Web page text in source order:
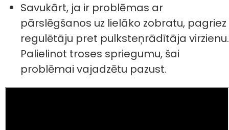
Savukārt, ja ir problēmas ar
pārslēgšanos uz lielāko zobratu, pagriez
regulētāju pret pulksteņrādītāja virzienu.
Palielinot troses spriegumu, šai
problēmai vajadzētu pazust.